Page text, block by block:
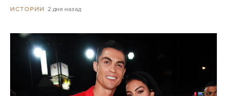
ИСТОРИИ 2 дня назад